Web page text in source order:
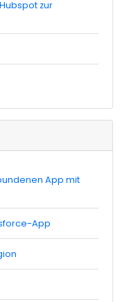
zur
App mit
App